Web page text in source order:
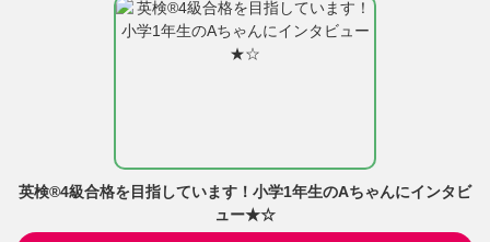
英検®4級合格を目指しています！小学1年生のAちゃんにインタビ
ュー★☆